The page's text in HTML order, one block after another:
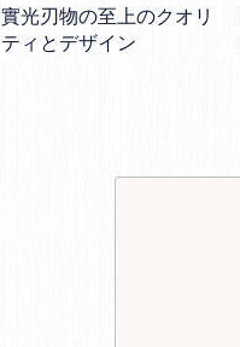
實光刃物の至上のクオリ
ティとデザイン